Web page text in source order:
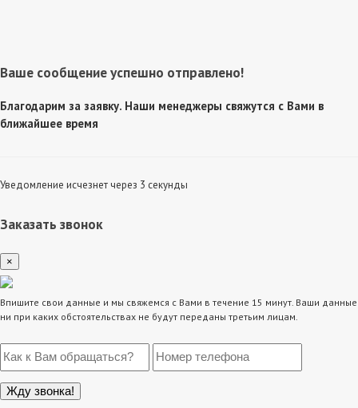
Ваше сообщение успешно отправлено!
Благодарим за заявку. Наши менеджеры свяжутся с Вами в
ближайшее время
Уведомление исчезнет через 3 секунды
Заказать звонок
×
Впишите свои данные и мы свяжемся с Вами в течение 15 минут. Ваши данные
ни при каких обстоятельствах не будут переданы третьим лицам.